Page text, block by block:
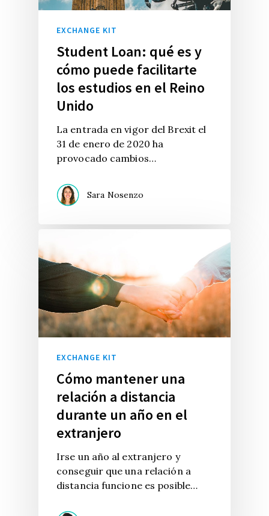
EXCHANGE KIT
Student Loan: qué es y
cómo puede facilitarte
los estudios en el Reino
Unido
La entrada en vigor del Brexit el
31 de enero de 2020 ha
provocado cambios…
Sara Nosenzo
EXCHANGE KIT
Cómo mantener una
relación a distancia
durante un año en el
extranjero
Irse un año al extranjero y
conseguir que una relación a
distancia funcione es posible…